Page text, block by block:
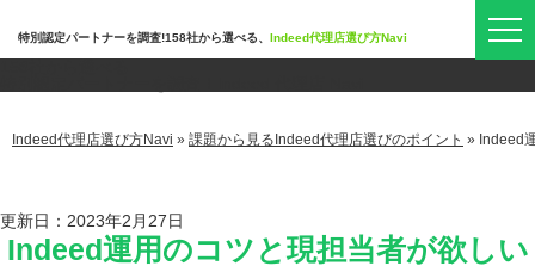
特別認定パートナーを調査!158社から選べる、 Indeed代理店選び方Navi
Indeed代理店選び方Navi » 課題から見るIndeed代理店選びのポイント » Indeed
更新日：2023年2月27日
Indeed運用のコツと現担当者が欲しい